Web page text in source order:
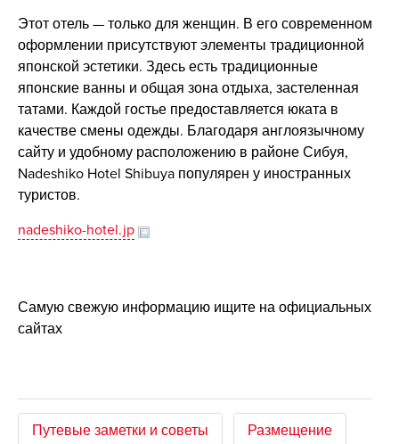
Этот отель — только для женщин. В его современном
оформлении присутствуют элементы традиционной
японской эстетики. Здесь есть традиционные
японские ванны и общая зона отдыха, застеленная
татами. Каждой гостье предоставляется юката в
качестве смены одежды. Благодаря англоязычному
сайту и удобному расположению в районе Сибуя,
Nadeshiko Hotel Shibuya популярен у иностранных
туристов.
nadeshiko-hotel.jp
Самую свежую информацию ищите на официальных
сайтах
Путевые заметки и советы Размещение